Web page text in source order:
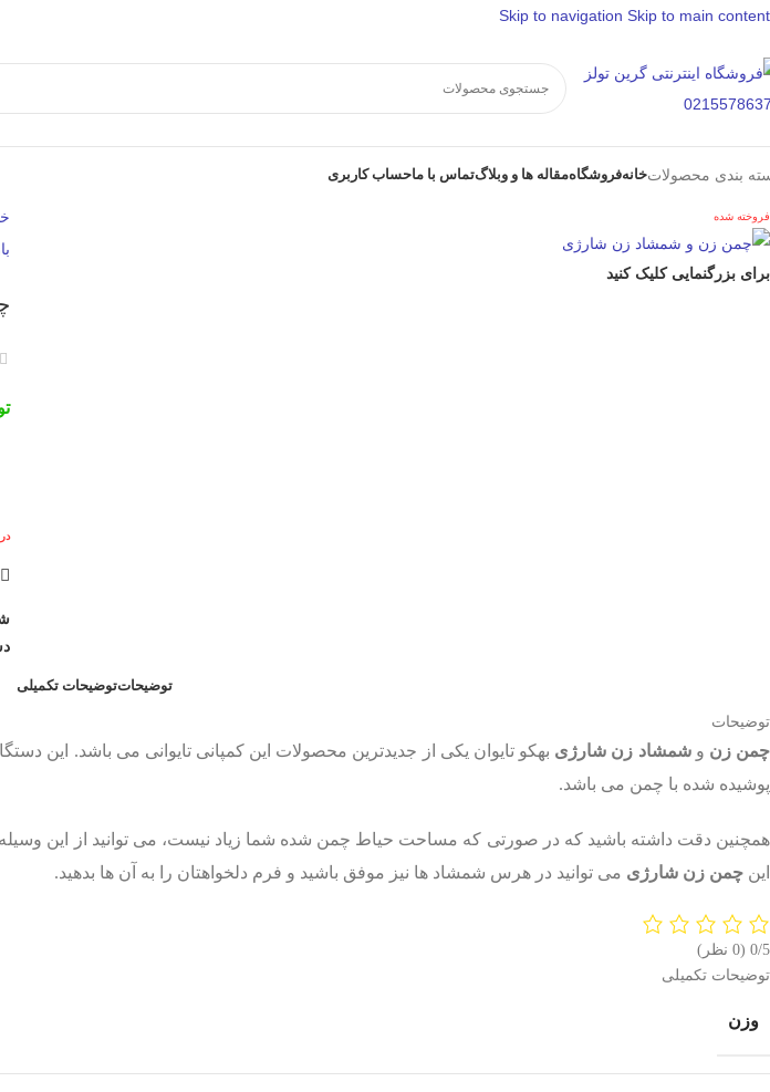
Skip to navigation Skip to main content
بندی محصولاتخانهفروشگاهمقاله ها و وبلاگتماس با ماحساب کاربری
فروخته شده
برای بزرگنمایی کلیک کنید
توضیحاتتوضیحات تکمیلی
توضیحات
چمن زن وشمشاد زن شارژی بهکو تایوان یکی از جدیدترین محصولات این کمپانی تایوانی می باشد. این
پوشیده شده با چمن می باشد.
همچنین دقت داشته باشید که در صورتی که مساحت حیاط چمن شده شما زیاد نیست، می توانید از این
این چمن زن شارژی می توانید در هرس شمشاد ها نیز موفق باشید و فرم دلخواهتان را به آن ها بدهید.
0/5 (0 نظر)
توضیحات تکمیلی
وزن